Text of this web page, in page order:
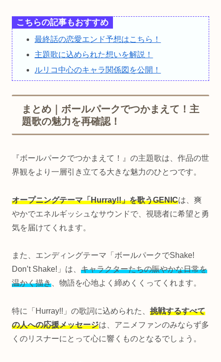
こちらの記事もおすすめ
最終話の恋愛エンド予想はこちら！
主題歌に込められた想いを解説！
ルリコ中心のキャラ関係図を公開！
まとめ｜ボールパークでつかまえて！主
題歌の魅力を再確認！
『ボールパークでつかまえて！』の主題歌は、作品の世
界観をより一層引き立てる大きな魅力のひとつです。
オープニングテーマ「Hurray!!」を歌うGENICは、爽
やかでエネルギッシュなサウンドで、視聴者に希望と勇
気を届けてくれます。
また、エンディングテーマ「ボールパークでShake!
Don’t Shake!」は、 キャラクターたちの賑やかな日常を
温かく描き、物語を心地よく締めくくってくれます。
特に「Hurray!!」の歌詞に込められた、 挑戦するすべて
の人への応援メッセージは、アニメファンのみならず多
くのリスナーにとって心に響くものとなるでしょう。